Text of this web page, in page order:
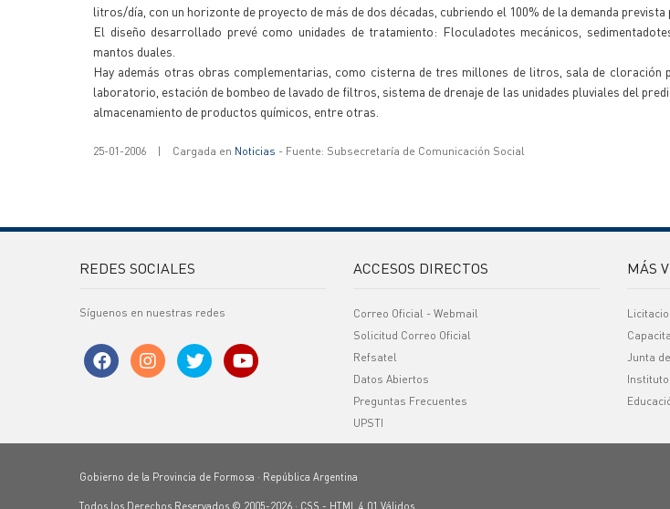
litros/día, con un horizonte de proyecto de más de dos décadas, cubriendo el 100% de la demanda
El diseño desarrollado prevé como unidades de tratamiento: Floculadotes mecánicos,
mantos duales.
Hay además otras obras complementarias, como cisterna de tres millones de litros, sala de cloración
laboratorio, estación de bombeo de lavado de filtros, sistema de drenaje de las unidades pluviales del
almacenamiento de productos químicos, entre otras.
25-01-2006 | Cargada en Noticias - Fuente: Subsecretaría de Comunicación Social
REDES SOCIALES
Síguenos en nuestras redes
ACCESOS DIRECTOS
Correo Oficial - Webmail
Solicitud Correo Oficial
Refsatel
Datos Abiertos
Preguntas Frecuentes
UPSTI
MÁS
Junta
Instituto
Gobierno de la Provincia de Formosa · República Argentina
Todos los Derechos Reservados © 2005-2026 · CSS - HTML 4.01 Válidos